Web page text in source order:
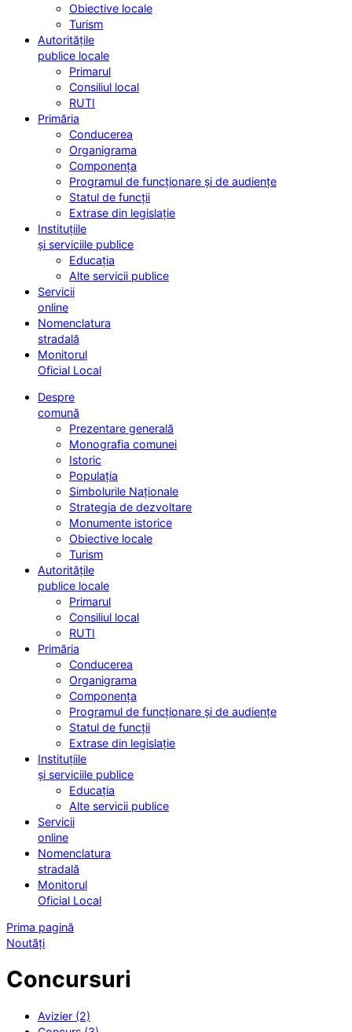
Obiective locale
Turism
Autoritățile
publice locale
Primarul
Consiliul local
RUTI
Primăria
Conducerea
Organigrama
Componența
Programul de funcționare și de audiențe
Statul de funcții
Extrase din legislație
Instituțiile
și serviciile publice
Educația
Alte servicii publice
Servicii
online
Nomenclatura
stradală
Monitorul
Oficial Local
Despre
comună
Prezentare generală
Monografia comunei
Istoric
Populația
Simbolurile Naționale
Strategia de dezvoltare
Monumente istorice
Obiective locale
Turism
Autoritățile
publice locale
Primarul
Consiliul local
RUTI
Primăria
Conducerea
Organigrama
Componența
Programul de funcționare și de audiențe
Statul de funcții
Extrase din legislație
Instituțiile
și serviciile publice
Educația
Alte servicii publice
Servicii
online
Nomenclatura
stradală
Monitorul
Oficial Local
Prima pagină
Noutăți
Concursuri
Avizier (2)